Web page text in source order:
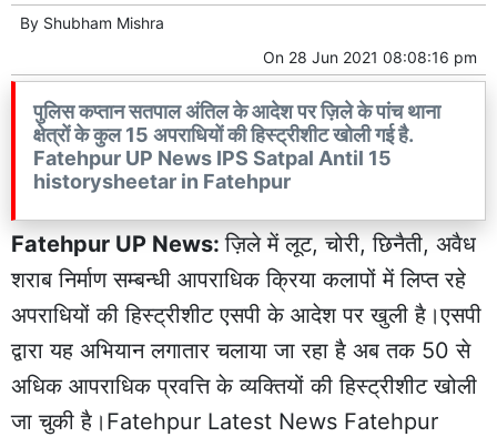
By Shubham Mishra
On 28 Jun 2021 08:08:16 pm
पुलिस कप्तान सतपाल अंतिल के आदेश पर ज़िले के पांच थाना
क्षेत्रों के कुल 15 अपराधियों की हिस्ट्रीशीट खोली गई है.
Fatehpur UP News IPS Satpal Antil 15
historysheetar in Fatehpur
Fatehpur UP News:ज़िले में लूट, चोरी, छिनैती, अवैध
शराब निर्माण सम्बन्धी आपराधिक क्रिया कलापों में लिप्त रहे
अपराधियों की हिस्ट्रीशीट एसपी के आदेश पर खुली है।एसपी
द्वारा यह अभियान लगातार चलाया जा रहा है अब तक 50 से
अधिक आपराधिक प्रवत्ति के व्यक्तियों की हिस्ट्रीशीट खोली
जा चुकी है।Fatehpur Latest News Fatehpur